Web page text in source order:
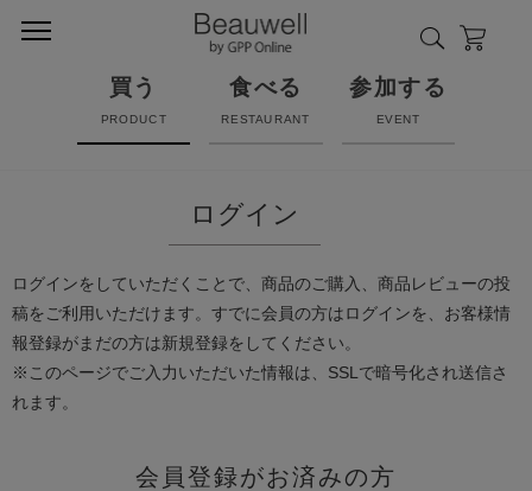
買う
PRODUCT
食べる
RESTAURANT
参加する
EVENT
ログイン
ログインをしていただくことで、商品のご購入、商品レビューの投
稿をご利用いただけます。すでに会員の方はログインを、お客様情
報登録がまだの方は新規登録をしてください。
※このページでご入力いただいた情報は、SSLで暗号化され送信さ
れます。
会員登録がお済みの方